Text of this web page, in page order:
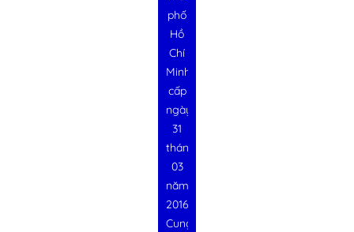
phố
Hồ
Chí
Minh
cấp
ngày
31
tháng
03
năm
2016
Cung